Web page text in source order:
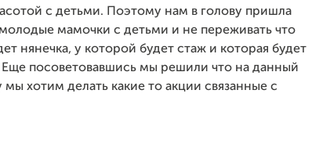
с детьми. Поэтому нам в голову пришла
мамочки с детьми и не переживать что
нянечка, у которой будет стаж и которая будет
посоветовавшись мы решили что на данный
хотим делать какие то акции связанные с